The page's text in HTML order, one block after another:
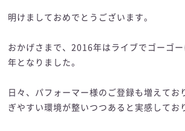
明けましておめでとうございます。
おかげさまで、2016年はライブでゴーゴ
年となりました。
日々、パフォーマー様のご登録も増えてお
ぎやすい環境が整いつつあると実感してお